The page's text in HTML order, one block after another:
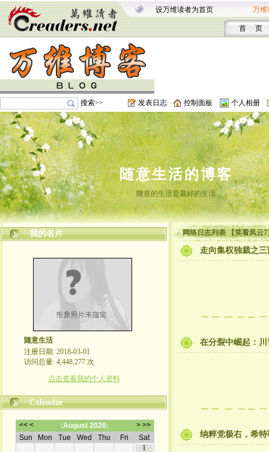
设万维读者为首页 万维
首 页
搜索>> 发表日志 控制面板 个人相册
随意生活的博客
随意的生活是最好的生活
我的名片
随意生活
注册日期: 2018-03-01
访问总量: 4,448,277 次
点击查看我的个人资料
Calendar
网络日志列表 【笑看风云7
走向集权独裁之三
在分裂中崛起：
纳粹党极右，希